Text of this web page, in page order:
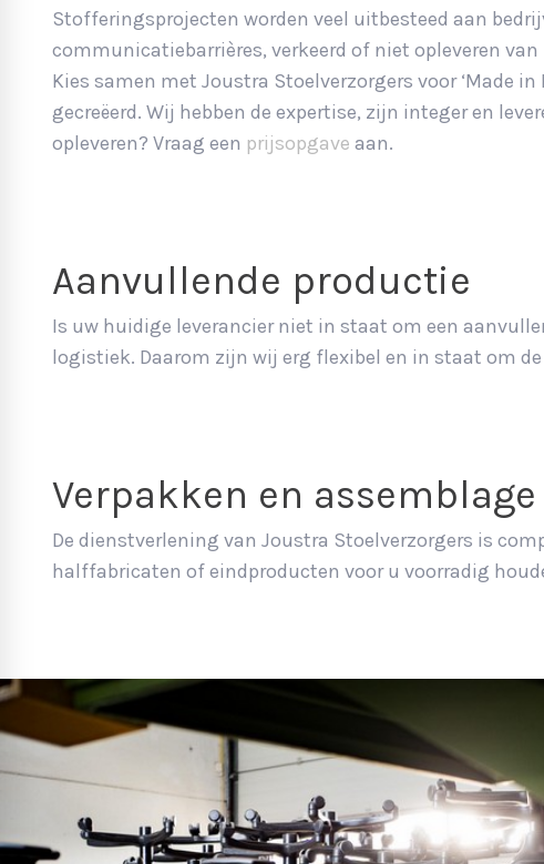
Stofferingsprojecten worden veel uitbesteed aan
communicatiebarrières, verkeerd of niet opleveren
Kies samen met Joustra Stoelverzorgers voor ‘Made
gecreëerd. Wij hebben de expertise, zijn integer en
opleveren? Vraag een prijsopgave aan.
Aanvullende productie
Is uw huidige leverancier niet in staat om een
logistiek. Daarom zijn wij erg flexibel en in staat om
Verpakken en assemblage
De dienstverlening van Joustra Stoelverzorgers is
halffabricaten of eindproducten voor u voorradig